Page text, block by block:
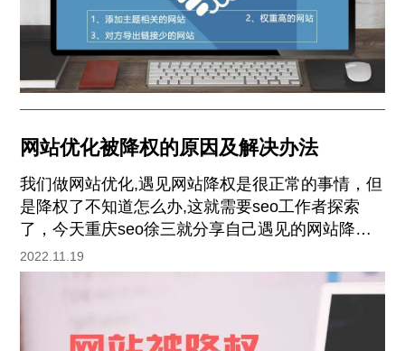
网站优化被降权的原因及解决办法
我们做网站优化,遇见网站降权是很正常的事情，但
是降权了不知道怎么办,这就需要seo工作者探索
了，今天重庆seo徐三就分享自己遇见的网站降权
及解决办法,请各位慢慢细看，一定会有收获。1、
外链接降权 狂发垃圾锚文本，比如：(论坛、博
客、B2B论坛)，虽然这类链接在百度计算链接中会
自动过滤掉，但是发太多还是会多多少少影响到排
2022.11.19